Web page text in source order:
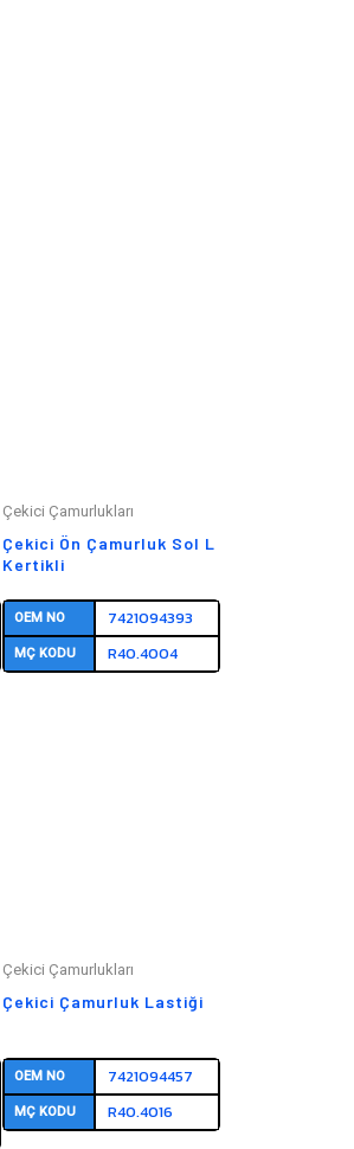
Çekici Çamurlukları
Çekici Ön Çamurluk Sol L
Kertikli
OEM NO 7421094393
MÇ KODU R40.4004
Çekici Çamurlukları
Çekici Çamurluk Lastiği
OEM NO 7421094457
MÇ KODU R40.4016